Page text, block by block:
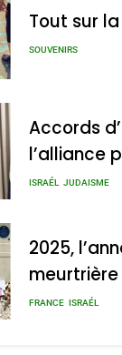
2025,
meurtrière
admin 0
Tout sur
SOUVENIRS
Accords
l’alliance
s’étendre
ISRAÉL JUDAISME
2025,
rapport
FRANCE ISRAÉL